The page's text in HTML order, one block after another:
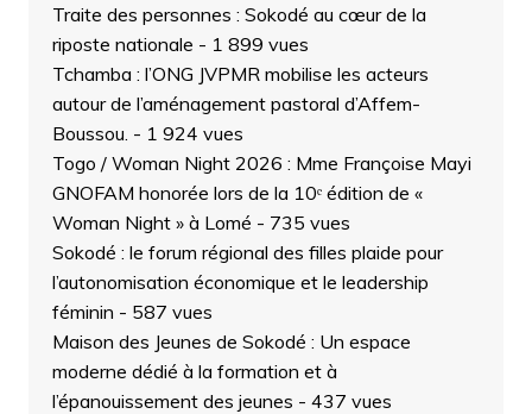
Traite des personnes : Sokodé au cœur de la
riposte nationale - 1 899 vues
Tchamba : l’ONG JVPMR mobilise les acteurs
autour de l’aménagement pastoral d’Affem-
Boussou. - 1 924 vues
Togo / Woman Night 2026 : Mme Françoise Mayi
GNOFAM honorée lors de la 10ᵉ édition de «
Woman Night » à Lomé - 735 vues
Sokodé : le forum régional des filles plaide pour
l’autonomisation économique et le leadership
féminin - 587 vues
Maison des Jeunes de Sokodé : Un espace
moderne dédié à la formation et à
l’épanouissement des jeunes - 437 vues